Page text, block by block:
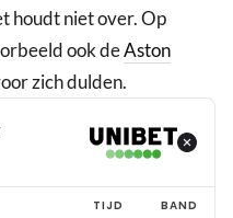
houdt niet over. Op
ook deAston
zich dulden.
TIJD BAND